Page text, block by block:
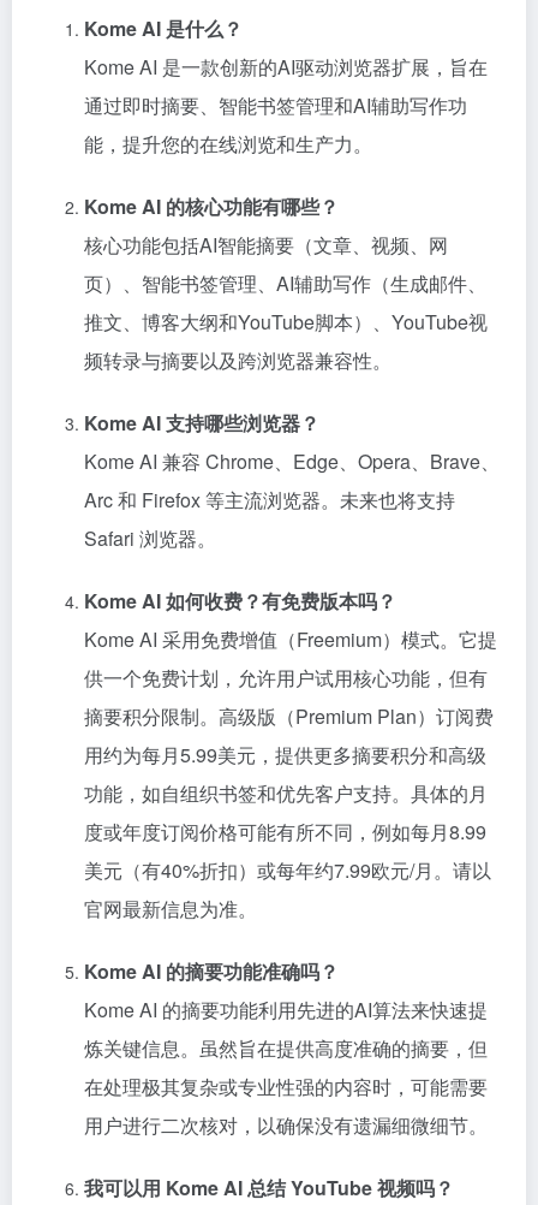
Kome AI 是什么？
Kome AI 是一款创新的AI驱动浏览器扩展，旨在
通过即时摘要、智能书签管理和AI辅助写作功
能，提升您的在线浏览和生产力。
Kome AI 的核心功能有哪些？
核心功能包括AI智能摘要（文章、视频、网
页）、智能书签管理、AI辅助写作（生成邮件、
推文、博客大纲和YouTube脚本）、YouTube视
频转录与摘要以及跨浏览器兼容性。
Kome AI 支持哪些浏览器？
Kome AI 兼容 Chrome、Edge、Opera、Brave、
Arc 和 Firefox 等主流浏览器。未来也将支持
Safari 浏览器。
Kome AI 如何收费？有免费版本吗？
Kome AI 采用免费增值（Freemium）模式。它提
供一个免费计划，允许用户试用核心功能，但有
摘要积分限制。高级版（Premium Plan）订阅费
用约为每月5.99美元，提供更多摘要积分和高级
功能，如自组织书签和优先客户支持。具体的月
度或年度订阅价格可能有所不同，例如每月8.99
美元（有40%折扣）或每年约7.99欧元/月。请以
官网最新信息为准。
Kome AI 的摘要功能准确吗？
Kome AI 的摘要功能利用先进的AI算法来快速提
炼关键信息。虽然旨在提供高度准确的摘要，但
在处理极其复杂或专业性强的内容时，可能需要
用户进行二次核对，以确保没有遗漏细微细节。
我可以用 Kome AI 总结 YouTube 视频吗？